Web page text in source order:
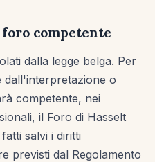
competente
dalla legge belga. Per
dall'interpretazione o
competente, nei
il Foro di Hasselt
salvi i diritti
previsti dal Regolamento